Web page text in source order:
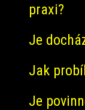
praxi?
Je
Jak
Je